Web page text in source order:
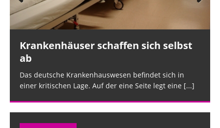
Krankenhäuser schaffen sich selbst
ab
Das deutsche Krankenhauswesen befindet sich in
einer kritischen Lage. Auf der eine Seite legt eine [...]
Prev
ious